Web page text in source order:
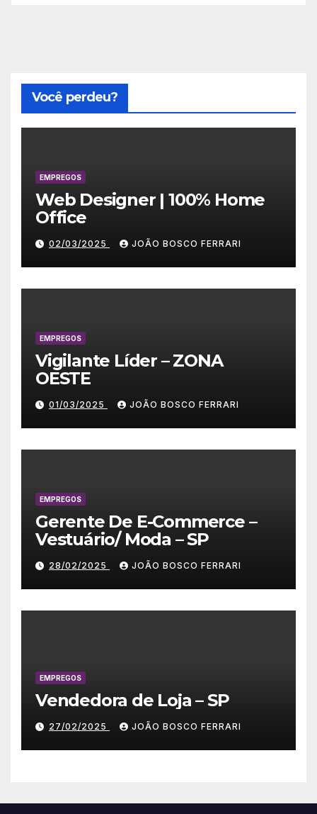
Você perdeu?
EMPREGOS
Web Designer | 100% Home
Office
02/03/2025 JOÃO BOSCO FERRARI
EMPREGOS
Vigilante Líder – ZONA
OESTE
01/03/2025 JOÃO BOSCO FERRARI
EMPREGOS
Gerente De E-Commerce –
Vestuário/ Moda – SP
28/02/2025 JOÃO BOSCO FERRARI
EMPREGOS
Vendedora de Loja – SP
27/02/2025 JOÃO BOSCO FERRARI